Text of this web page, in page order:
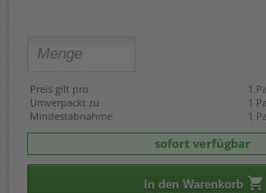
Preis gilt pro
1
Umverpackt zu
1
Mindestabnahme
1
sofort verfügbar
In den Warenkorb